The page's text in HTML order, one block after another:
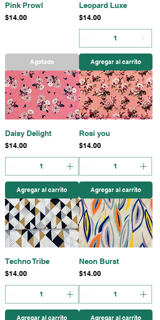
Pink Prowl
Precio
$14.00
Agotado
Leopard Luxe
Precio
$14.00
Agregar al carrito
Daisy Delight
Precio
$14.00
Agregar al carrito
Rosi you
Precio
$14.00
Agregar al carrito
Techno Tribe
Precio
$14.00
Agregar al carrito
Neon Burst
Precio
$14.00
Agregar al carrito